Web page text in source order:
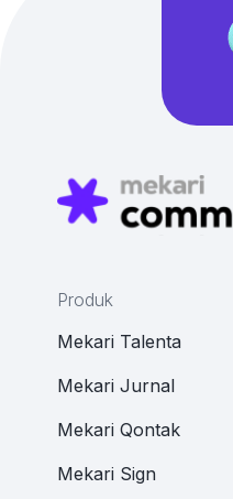
Produk
Mekari Talenta
Mekari Jurnal
Mekari Qontak
Mekari Sign